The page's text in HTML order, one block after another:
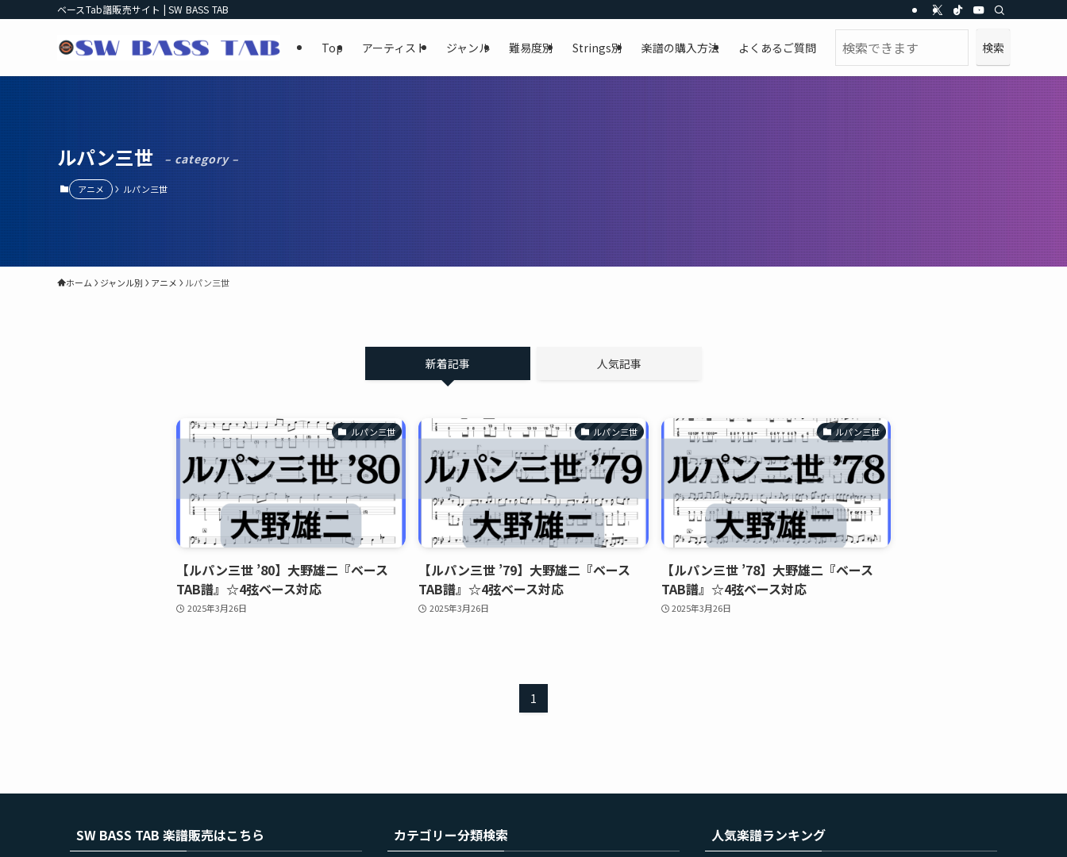
ベースTab譜販売サイト | SW BASS TAB
Top アーティスト ジャンル 難易度別 Strings別 楽譜の購入方法 よくあるご質問
検
索
検索
ルパン三世 – category –
アニメ ルパン三世
ホーム ジャンル別 アニメ ルパン三世
新着記事 人気記事
ルパン三世
【ルパン三世 ’80】大野雄二『ベース
TAB譜』☆4弦ベース対応
2025年3月26日
ルパン三世
【ルパン三世 ’79】大野雄二『ベース
TAB譜』☆4弦ベース対応
2025年3月26日
ルパン三世
【ルパン三世 ’78】大野雄二『ベース
TAB譜』☆4弦ベース対応
2025年3月26日
1
SW BASS TAB 楽譜販売はこちら カテゴリー分類検索 人気楽譜ランキング